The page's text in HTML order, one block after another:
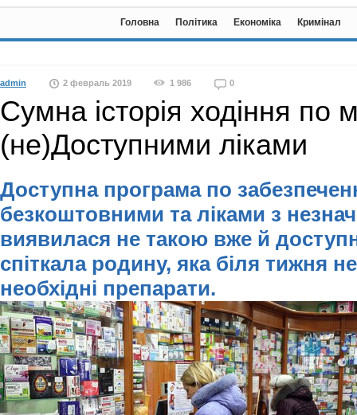
Головна Політика Економіка Кримінал
admin 2 февраль 2019 1 986 0
Сумна історія ходіння по
(не)Доступними ліками
Доступна програма по
безкоштовними та ліками з
виявилася не такою вже й
спіткала родину, яка біля тижня
необхідні препарати.